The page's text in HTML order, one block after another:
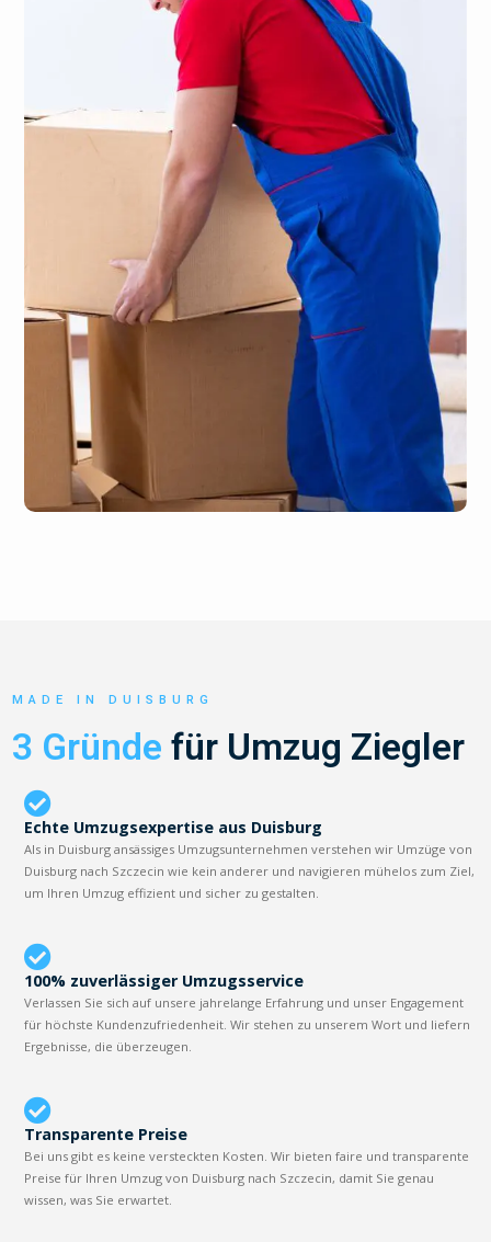
MADE IN DUISBURG
3 Gründe für Umzug Ziegler
Echte Umzugsexpertise aus Duisburg
Als in Duisburg ansässiges Umzugsunternehmen verstehen wir Umzüge von
Duisburg nach Szczecin wie kein anderer und navigieren mühelos zum Ziel,
um Ihren Umzug effizient und sicher zu gestalten.
100% zuverlässiger Umzugsservice
Verlassen Sie sich auf unsere jahrelange Erfahrung und unser Engagement
für höchste Kundenzufriedenheit. Wir stehen zu unserem Wort und liefern
Ergebnisse, die überzeugen.
Transparente Preise
Bei uns gibt es keine versteckten Kosten. Wir bieten faire und transparente
Preise für Ihren Umzug von Duisburg nach Szczecin, damit Sie genau
wissen, was Sie erwartet.